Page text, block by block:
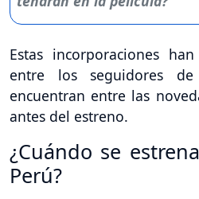
Estas incorporaciones
entre los seguidores
encuentran entre las
antes del estreno.
¿Cuándo se
Perú?